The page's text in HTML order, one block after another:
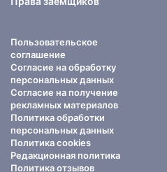
Пользовательское
соглашение
Согласие на обработку
персональных данных
Согласие на получение
рекламных материалов
Политика обработки
персональных данных
Политика cookies
Редакционная политика
Политика отзывов